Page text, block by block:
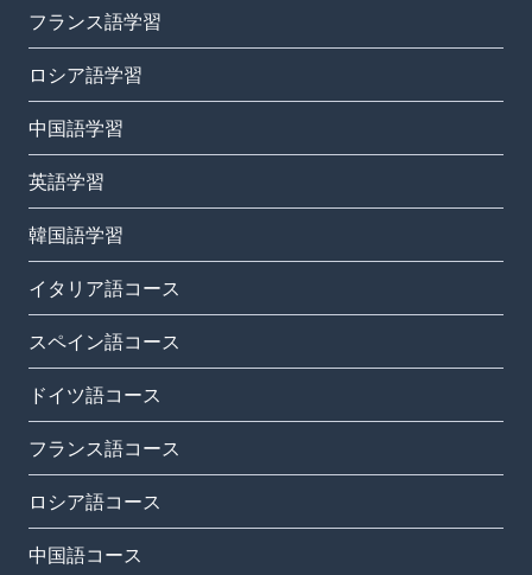
フランス語学習
ロシア語学習
中国語学習
英語学習
韓国語学習
イタリア語コース
スペイン語コース
ドイツ語コース
フランス語コース
ロシア語コース
中国語コース